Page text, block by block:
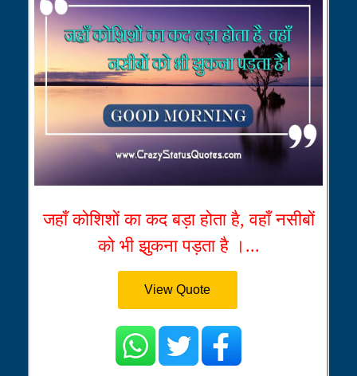
जहाँ कोशिशों का कद बड़ा होता है, वहाँ नसीबों
को भी झुकना पड़ता है ।...
View Quote